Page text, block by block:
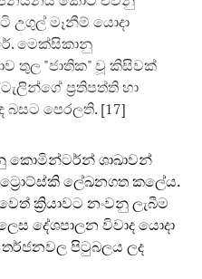
උගුල් මෑනීම් යොදා
මෙක්සිකානු
තුල "ජාතික" වූ කිසිවක්
ප්‍රතිපත්ති හා
පෙරලති. [17]
ශාඛාවන්
ට්‍රොට්ස්කි ලේඛනගත කලේය.
ක්‍රියාවට නංවනු ලැබීම
දේශපාලන විවාද යොදා
පිටුබලය ලද